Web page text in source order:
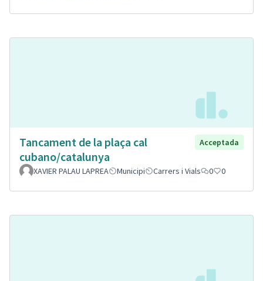
Tancament de la plaça cal
cubano/catalunya
Acceptada
XAVIER PALAU LAPREA Municipi Carrers i Vials 0 0